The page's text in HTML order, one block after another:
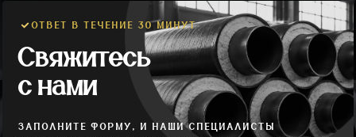
ОТВЕТ В ТЕЧЕНИЕ 30 МИНУТ
Свяжитесь
с нами
ЗАПОЛНИТЕ ФОРМУ, И НАШИ СПЕЦИАЛИСТЫ